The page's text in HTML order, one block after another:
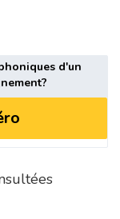
d'un